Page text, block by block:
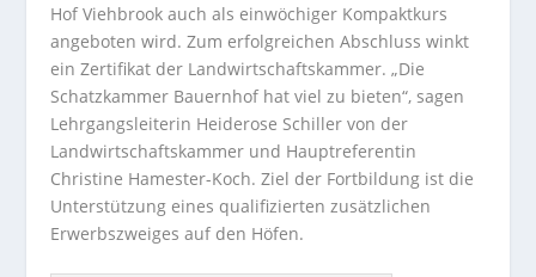
Hof Viehbrook auch als einwöchiger Kompaktkurs
angeboten wird. Zum erfolgreichen Abschluss winkt
ein Zertifikat der Landwirtschaftskammer. „Die
Schatzkammer Bauernhof hat viel zu bieten“, sagen
Lehrgangsleiterin Heiderose Schiller von der
Landwirtschaftskammer und Hauptreferentin
Christine Hamester-Koch. Ziel der Fortbildung ist die
Unterstützung eines qualifizierten zusätzlichen
Erwerbszweiges auf den Höfen.